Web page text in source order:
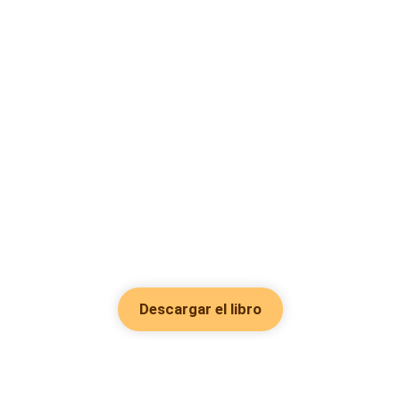
Descargar el libro